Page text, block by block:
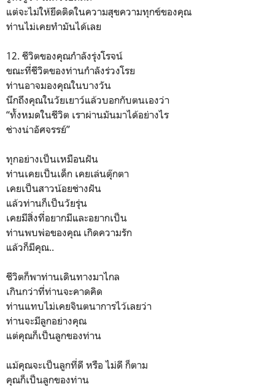
แต่จะไม่ให้ยึดติดในความสุขความทุกข์ของคุณ
ท่านไม่เคยทำมันได้เลย
12. ชีวิตของคุณกำลังรุ่งโรจน์
ขณะที่ชีวิตของท่านกำลังร่วงโรย
ท่านอาจมองคุณในบางวัน
นึกถึงคุณในวัยเยาว์แล้วบอกกับตนเองว่า
“ทั้งหมดในชีวิต เราผ่านมันมาได้อย่างไร
ช่างน่าอัศจรรย์”
ทุกอย่างเป็นเหมือนฝัน
ท่านเคยเป็นเด็ก เคยเล่นตุ๊กตา
เคยเป็นสาวน้อยช่างฝัน
แล้วท่านก็เป็นวัยรุ่น
เคยมีสิ่งที่อยากมีและอยากเป็น
ท่านพบพ่อของคุณ เกิดความรัก
แล้วก็มีคุณ..
ชีวิตก็พาท่านเดินทางมาไกล
เกินกว่าที่ท่านจะคาดคิด
ท่านแทบไม่เคยจินตนาการไว้เลยว่า
ท่านจะมีลูกอย่างคุณ
แต่คุณก็เป็นลูกของท่าน
แม้คุณจะเป็นลูกที่ดี หรือ ไม่ดี ก็ตาม
คุณก็เป็นลูกของท่าน